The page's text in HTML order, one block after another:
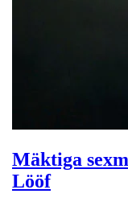
Mäktiga
Lööf